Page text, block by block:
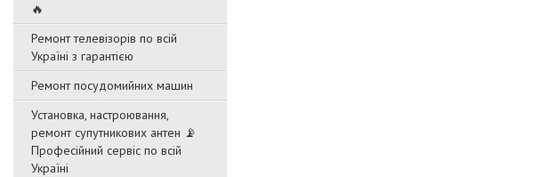
🔥
Ремонт телевізорів по всій
Україні з гарантією
Ремонт посудомийних машин
Установка, настроювання,
ремонт супутникових антен 📡
Професійний сервіс по всій
Україні